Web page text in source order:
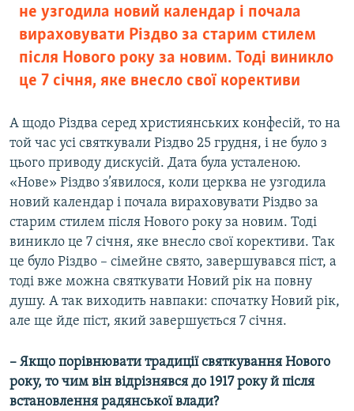
не узгодила новий календар і почала
вираховувати Різдво за старим стилем
після Нового року за новим. Тоді виникло
це 7 січня, яке внесло свої корективи
А щодо Різдва серед християнських конфесій, то на
той час усі святкували Різдво 25 грудня, і не було з
цього приводу дискусій. Дата була усталеною.
«Нове» Різдво з’явилося, коли церква не узгодила
новий календар і почала вираховувати Різдво за
старим стилем після Нового року за новим. Тоді
виникло це 7 січня, яке внесло свої корективи. Так
це було Різдво – сімейне свято, завершувався піст, а
тоді вже можна святкувати Новий рік на повну
душу. А так виходить навпаки: спочатку Новий рік,
але ще йде піст, який завершується 7 січня.
– Якщо порівнювати традиції святкування Нового
року, то чим він відрізнявся до 1917 року й після
встановлення радянської влади?